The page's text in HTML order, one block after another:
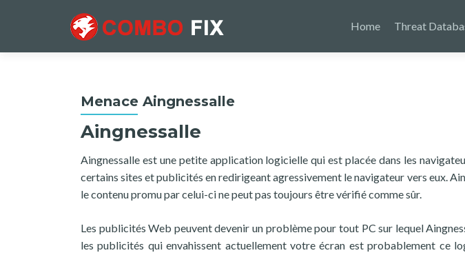
Home Threat
Menace Aingnessalle
Aingnessalle
Aingnessalle est une petite application logicielle qui est placée dans les
certains sites et publicités en redirigeant agressivement le navigateur vers eux.
le contenu promu par celui-ci ne peut pas toujours être vérifié comme sûr.
Les publicités Web peuvent devenir un problème pour tout PC sur lequel
les publicités qui envahissent actuellement votre écran est probablement ce